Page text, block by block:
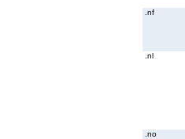
.nf
.nl
.no